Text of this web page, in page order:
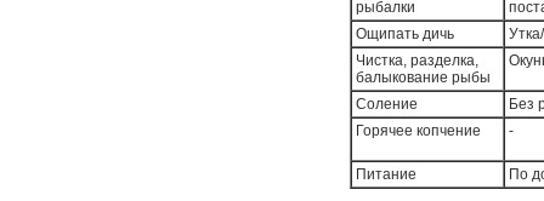
рыбалки
Ощипать дичь
Чистка, разделка,
балыкование рыбы
Соление
Без
Горячее копчение
-
Питание По